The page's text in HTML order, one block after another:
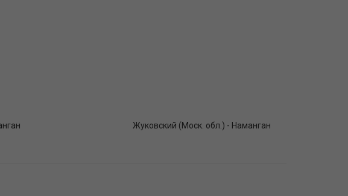
Жуковский (Моск. обл.) - Наманган